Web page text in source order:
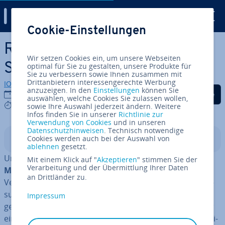
Zum Haupt­in­halt springen
Reverse En­gi­nee­ring einer
Software
IONOS Redaktion
28.04.2020
5 mins
Auf Facebook teilen
Auf Twitter teilen
Auf LinkedIn
In­halts­ver­zeich­nis
Ur­sprüng­lich stammtReverse En­gi­nee­ring aus dem
Ma­schi­nen­bau. Heute noch werden mit 3D-Scan-
Verfahren, Computer-To­mo­gra­phie, Ul­tra­schall­ver­mes­
sung und anderen Mög­lich­kei­ten In­for­ma­tio­nen
gewonnen, um die Funk­ti­ons­wei­se einer Maschine oder
eines me­cha­ni­schen Geräts zu verstehen. Wo beim En­gi­
Cookie-Einstellungen
Wir setzen Cookies ein, um unsere Webseiten
optimal für Sie zu gestalten, unsere Produkte für
Sie zu verbessern sowie Ihnen zusammen mit
Drittanbietern interessengerechte Werbung
anzuzeigen. In den Einstellungen können Sie
auswählen, welche Cookies Sie zulassen wollen,
sowie Ihre Auswahl jederzeit ändern. Weitere
Infos finden Sie in unserer Richtlinie zur
Verwendung von Cookies und in unseren
Datenschutzhinweisen. Technisch notwendige
Cookies werden auch bei der Auswahl von
ablehnen gesetzt.
Mit einem Klick auf "Akzeptieren" stimmen Sie der
Verarbeitung und der Übermittlung Ihrer Daten
an Drittländer zu.
Impressum